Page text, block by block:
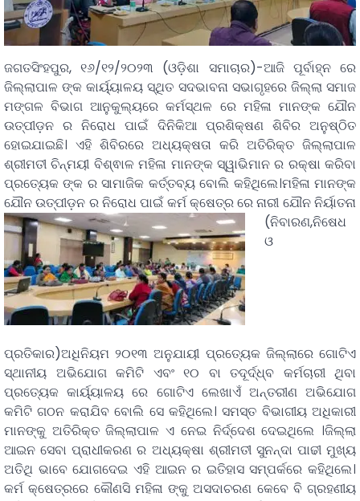
ଜଗତସିଂହପୁର, ୧୬/୧୨/୨୦୨୩ (ଓଡ଼ିଶା ସମାଚାର)-ଆଜି ପୂର୍ବାହ୍ନ ରେ
ଜିଲ୍ଲାପାଳ ଙ୍କ କାର୍ୟ୍ୟାଳୟ ସ୍ଥିତ ସଦଭାବନା ସଭାଗୃହରେ ଜିଲ୍ଲା ସମାଜ
ମଙ୍ଗଳ ବିଭାଗ ଆନୁକୁଲ୍ୟରେ କର୍ମସ୍ଥଳ ରେ ମହିଳା ମାନଙ୍କ ଯୌନ
ଉତ୍ପୀଡ଼ନ ର ନିରୋଧ ପାଇଁ ଦିନିକିଆ ପ୍ରଶିକ୍ଷଣ ଶିବିର ଅନୁଷ୍ଠିତ
ହୋଇଯାଇଛି। ଏହି ଶିବିରରେ ଅଧ୍ୟକ୍ଷତା କରି ଅତିରିକ୍ତ ଜିଲ୍ଲାପାଳ
ଶ୍ରୀମତୀ ଚିନ୍ମୟୀ ବିଶ୍ଵାଳ ମହିଳା ମାନଙ୍କ ସ୍ୱାଭିମାନ ର ରକ୍ଷା କରିବା
ପ୍ରତ୍ୟେକ ଙ୍କ ର ସାମାଜିକ କର୍ତ୍ତବ୍ୟ ବୋଲି କହିଥିଲେ।ମହିଳା ମାନଙ୍କ
ଯୌନ ଉତ୍ପୀଡ଼ନ ର ନିରୋଧ ପାଇଁ କର୍ମ କ୍ଷେତ୍ର ରେନାରୀ ଯୌନ ନିର୍ୟାତନା
(ନିବାରଣ,ନିଷେଧ
ଓ
ପ୍ରତିକାର)ଅଧିନିୟମ ୨୦୧୩ ଅନୁଯାୟୀ ପ୍ରତ୍ୟେକ ଜିଲ୍ଲାରେ ଗୋଟିଏ
ସ୍ଥାନୀୟ ଅଭିଯୋଗ କମିଟି ଏବଂ ୧୦ ବା ତଦୂର୍ଦ୍ଧ୍ବ କର୍ମଚାରୀ ଥିବା
ପ୍ରତ୍ୟେକ କାର୍ୟ୍ୟାଳୟ ରେ ଗୋଟିଏ ଲେଖାଏଁ ଅନ୍ତରୀଣ ଅଭିଯୋଗ
କମିଟି ଗଠନ କରାଯିବ ବୋଲି ସେ କହିଥିଲେ। ସମସ୍ତ ବିଭାଗୀୟ ଅଧିକାରୀ
ମାନଙ୍କୁ ଅତିରିକ୍ତ ଜିଲ୍ଲାପାଳ ଏ ନେଇ ନିର୍ଦ୍ଦେଶ ଦେଇଥିଲେ ।ଜିଲ୍ଲା
ଆଇନ ସେବା ପ୍ରାଧୀକରଣ ର ଅଧ୍ୟକ୍ଷା ଶ୍ରୀମତୀ ସୁନନ୍ଦା ପାଢୀ ମୁଖ୍ୟ
ଅତିଥି ଭାବେ ଯୋଗଦେଇ ଏହି ଆଇନ ର ଇତିହାସ ସମ୍ପର୍କରେ କହିଥିଲେ।
କର୍ମ କ୍ଷେତ୍ରରେ କୌଣସି ମହିଳା ଙ୍କୁ ଅସଦାଚରଣ କେବେ ବି ଗ୍ରହଣୀୟ